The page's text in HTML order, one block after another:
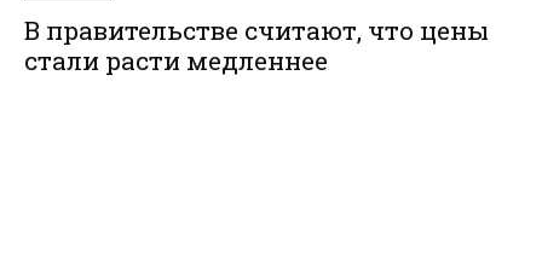
В правительстве считают, что цены
стали расти медленнее